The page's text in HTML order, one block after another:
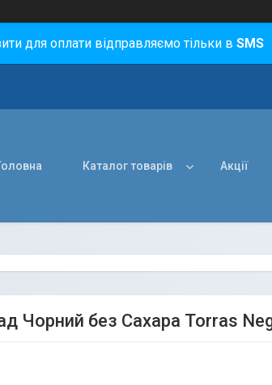
для оплати відправляємо тільки в SMS
Каталог товарів Акції
Чорний без Сахара Torras